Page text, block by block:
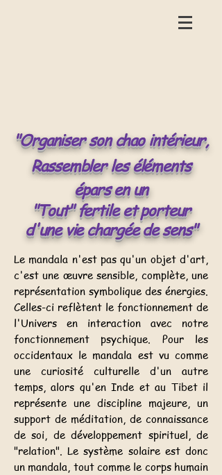
​"Organiser son chao intérieur,
Rassembler les éléments
épars en un
"Tout" fertile et porteur
d'une vie chargée de sens"
Le mandala n'est pas qu'un objet d'art,
c'est une œuvre sensible, complète, une
représentation symbolique des énergies.
Celles-ci reflètent le fonctionnement de
l'Univers en interaction avec notre
fonctionnement psychique. Pour les
occidentaux le mandala est vu comme
une curiosité culturelle d'un autre
temps, alors qu'en Inde et au Tibet il
représente une discipline majeure, un
support de méditation, de connaissance
de soi, de développement spirituel, de
"relation". Le système solaire est donc
un mandala, tout comme le corps humain